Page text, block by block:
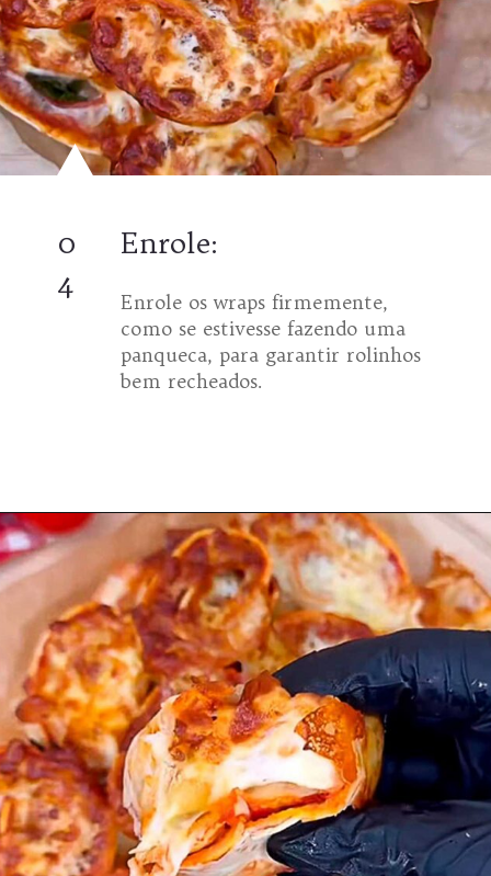
Enrole:
0
4
Enrole os wraps firmemente,
como se estivesse fazendo uma
panqueca, para garantir rolinhos
bem recheados.